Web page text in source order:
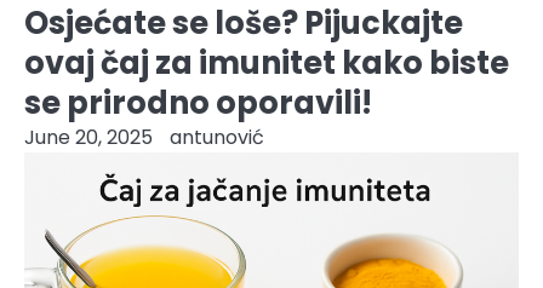
Osjećate se loše? Pijuckajte
ovaj čaj za imunitet kako biste
se prirodno oporavili!
June 20, 2025 antunović